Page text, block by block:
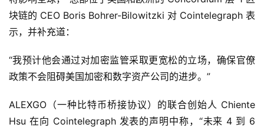
块链的 CEO Boris Bohrer-Bilowitzki 对 Cointelegraph 表
示，并补充道：
“我预计他会通过对加密监管采取更宽松的立场，确保官僚
政策不会阻碍美国加密和数字资产公司的进步。”
ALEXGO（一种比特币桥接协议）的联合创始人 Chiente
Hsu 在向 Cointelegraph 发表的声明中称，“未来 4 到 6